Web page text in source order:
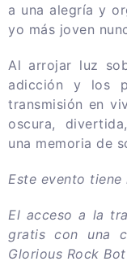
a una alegría y
yo más joven
Al arrojar luz
adicción y los
transmisión en
oscura,
una memoria de
Este evento tiene
El acceso a la
gratis con una
Glorious Rock